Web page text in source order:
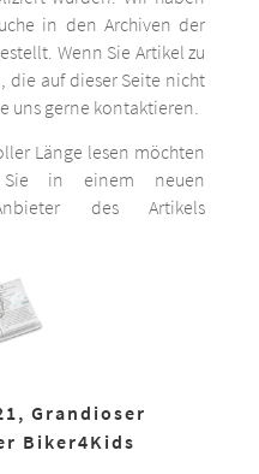
in den Archiven der
Wenn Sie Artikel zu
die auf dieser Seite nicht
uns gerne kontaktieren.
Länge lesen möchten
Sie in einem neuen
des Artikels
Grandioser
Biker4Kids